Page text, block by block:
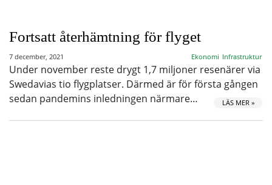
Fortsatt återhämtning för flyget
7 december, 2021 Ekonomi Infrastruktur
Under november reste drygt 1,7 miljoner resenärer via
Swedavias tio flygplatser. Därmed är för första gången
sedan pandemins inledningen närmare…
LÄS MER »